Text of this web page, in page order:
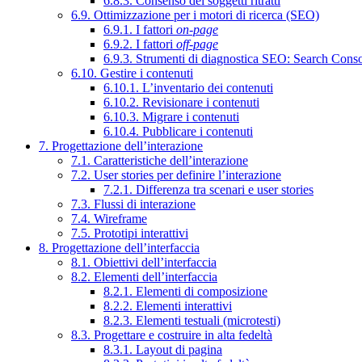
6.9. Ottimizzazione per i motori di ricerca (SEO)
6.9.1. I fattori on-page
6.9.2. I fattori off-page
6.9.3. Strumenti di diagnostica SEO: Search
6.10. Gestire i contenuti
6.10.1. L’inventario dei contenuti
6.10.2. Revisionare i contenuti
6.10.3. Migrare i contenuti
6.10.4. Pubblicare i contenuti
7. Progettazione dell’interazione
7.1. Caratteristiche dell’interazione
7.2. User stories per definire l’interazione
7.2.1. Differenza tra scenari e user stories
7.3. Flussi di interazione
7.4. Wireframe
7.5. Prototipi interattivi
8. Progettazione dell’interfaccia
8.1. Obiettivi dell’interfaccia
8.2. Elementi dell’interfaccia
8.2.1. Elementi di composizione
8.2.2. Elementi interattivi
8.2.3. Elementi testuali (microtesti)
8.3. Progettare e costruire in alta fedeltà
8.3.1. Layout di pagina